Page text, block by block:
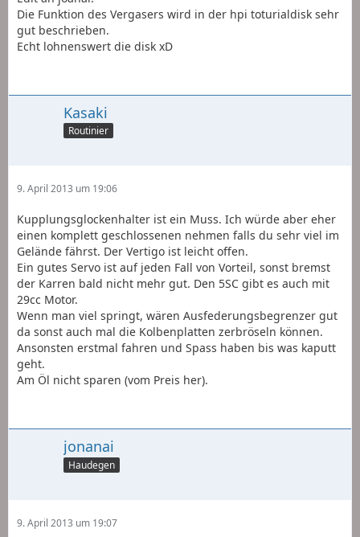
Die Funktion des Vergasers wird in der hpi toturialdisk sehr
gut beschrieben.
Echt lohnenswert die disk xD
Kasaki
Routinier
9. April 2013 um 19:06
Kupplungsglockenhalter ist ein Muss. Ich würde aber eher
einen komplett geschlossenen nehmen falls du sehr viel im
Gelände fährst. Der Vertigo ist leicht offen.
Ein gutes Servo ist auf jeden Fall von Vorteil, sonst bremst
der Karren bald nicht mehr gut. Den 5SC gibt es auch mit
29cc Motor.
Wenn man viel springt, wären Ausfederungsbegrenzer gut
da sonst auch mal die Kolbenplatten zerbröseln können.
Ansonsten erstmal fahren und Spass haben bis was kaputt
geht.
Am Öl nicht sparen (vom Preis her).
jonanai
Haudegen
9. April 2013 um 19:07